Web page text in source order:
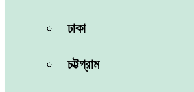
ঢাকা
চট্টগ্রাম